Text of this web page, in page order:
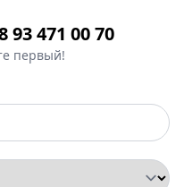
471 00 70
первый!